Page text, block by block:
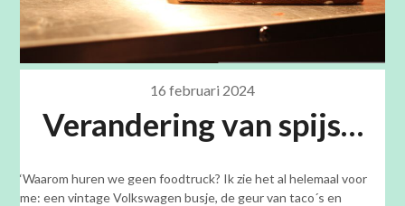
16 februari 2024
Verandering van spijs…
‘Waarom huren we geen foodtruck? Ik zie het al helemaal voor
me: een vintage Volkswagen busje, de geur van taco´s en